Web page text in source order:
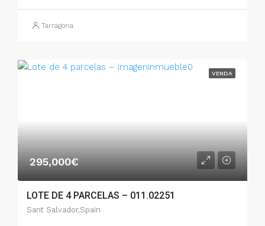
Tarragona
VENDA
295,000€
LOTE DE 4 PARCELAS – 011.02251
Sant Salvador,Spain